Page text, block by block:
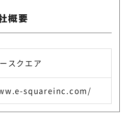
概要
スクエア
squareinc.com/